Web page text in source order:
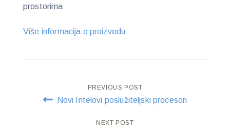
prostorima
Više informacija o proizvodu
Post
navigation
PREVIOUS POST
Novi Intelovi poslužiteljski procesori
NEXT POST